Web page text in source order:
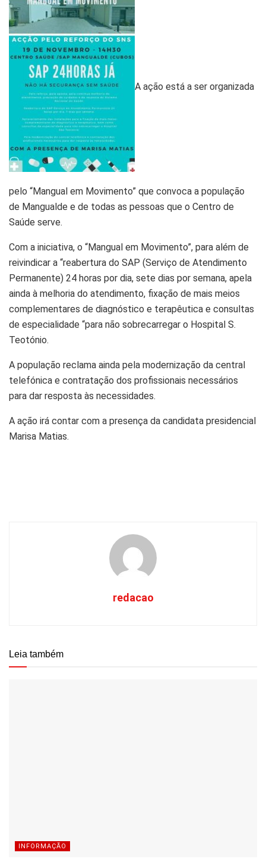
A ação está a ser organizada
pelo “Mangual em Movimento” que convoca a população
de Mangualde e de todas as pessoas que o Centro de
Saúde serve.
Com a iniciativa, o “Mangual em Movimento”, para além de
reivindicar a “reabertura do SAP (Serviço de Atendimento
Permanente) 24 horas por dia, sete dias por semana, apela
ainda à melhoria do atendimento, fixação de mais meios
complementares de diagnóstico e terapêutica e consultas
de especialidade “para não sobrecarregar o Hospital S.
Teotónio.
A população reclama ainda pela modernização da central
telefónica e contratação dos profissionais necessários
para dar resposta às necessidades.
A ação irá contar com a presença da candidata presidencial
Marisa Matias.
redacao
Leia também
INFORMAÇÃO